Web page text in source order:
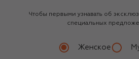
Чтобы первыми узнавать об
специальных
Женское